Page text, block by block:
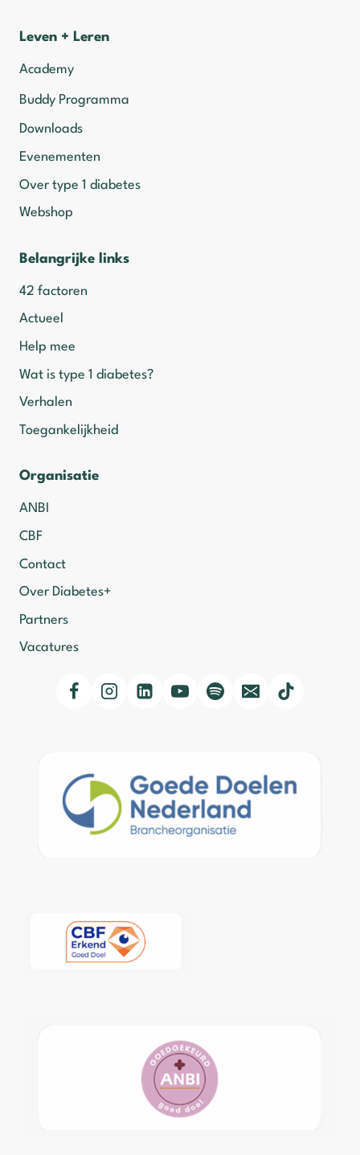
Leven + Leren
Academy
Buddy Programma
Downloads
Evenementen
Over type 1 diabetes
Webshop
Belangrijke links
42 factoren
Actueel
Help mee
Wat is type 1 diabetes?
Verhalen
Toegankelijkheid
Organisatie
ANBI
CBF
Contact
Over Diabetes+
Partners
Vacatures